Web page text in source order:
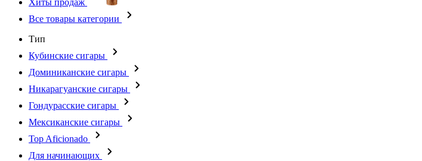
Хиты продаж
Все товары категории
Тип
Кубинские сигары
Доминиканские сигары
Никарагуанские сигары
Гондурасские сигары
Мексиканские сигары
Top Aficionado
Для начинающих